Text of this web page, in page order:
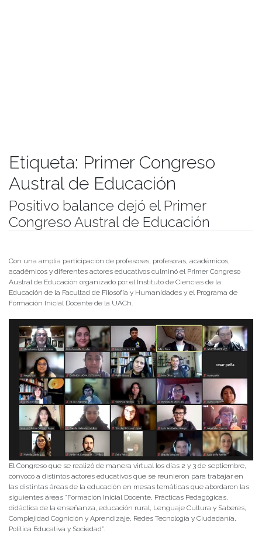
Etiqueta: Primer Congreso
Austral de Educación
Positivo balance dejó el Primer
Congreso Austral de Educación
Con una amplia participación de profesores, profesoras, académicos,
académicos y diferentes actores educativos culminó el Primer Congreso
Austral de Educación organizado por el Instituto de Ciencias de la
Educación de la Facultad de Filosofía y Humanidades y el Programa de
Formación Inicial Docente de la UACh.
El Congreso que se realizó de manera virtual los días 2 y 3 de septiembre,
convocó a distintos actores educativos que se reunieron para trabajar en
las distintas áreas de la educación en mesas temáticas que abordaron las
siguientes áreas “Formación Inicial Docente, Prácticas Pedagógicas,
didáctica de la enseñanza, educación rural, Lenguaje Cultura y Saberes,
Complejidad Cognición y Aprendizaje, Redes Tecnología y Ciudadanía,
Política Educativa y Sociedad”.